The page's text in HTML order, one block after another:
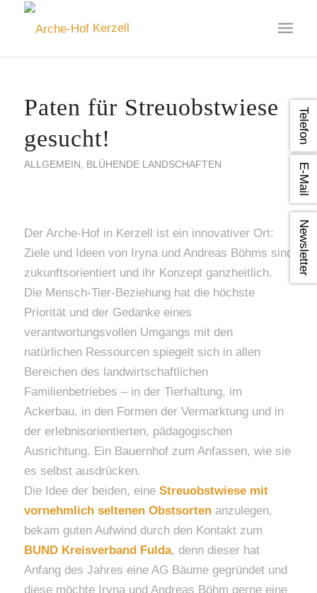
Paten für Streuobstwiese
gesucht!
ALLGEMEIN , BLÜHENDE LANDSCHAFTEN
Der Arche-Hof in Kerzell ist ein innovativer Ort:
Ziele und Ideen von Iryna und Andreas Böhms sind
zukunftsorientiert und ihr Konzept ganzheitlich.
Die Mensch-Tier-Beziehung hat die höchste
Priorität und der Gedanke eines
verantwortungsvollen Umgangs mit den
natürlichen Ressourcen spiegelt sich in allen
Bereichen des landwirtschaftlichen
Familienbetriebes – in der Tierhaltung, im
Ackerbau, in den Formen der Vermarktung und in
der erlebnisorientierten, pädagogischen
Ausrichtung. Ein Bauernhof zum Anfassen, wie sie
es selbst ausdrücken.
Die Idee der beiden, eine Streuobstwiese mit
vornehmlich seltenen Obstsortenanzulegen,
bekam guten Aufwind durch den Kontakt zum
BUND Kreisverband Fulda, denn dieser hat
Anfang des Jahres eine AG Bäume gegründet und
diese möchte Iryna und Andreas Böhm gerne eine
Newsletter
E-Mail
Telefon